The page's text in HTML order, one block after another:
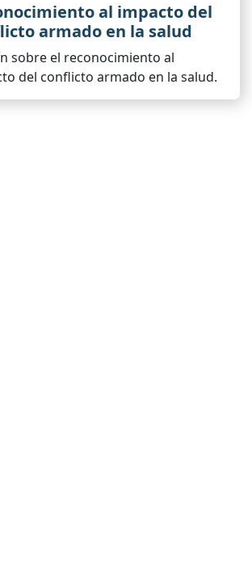
al impacto del
armado en la salud
sobre el reconocimiento al
del conflicto armado en la salud.